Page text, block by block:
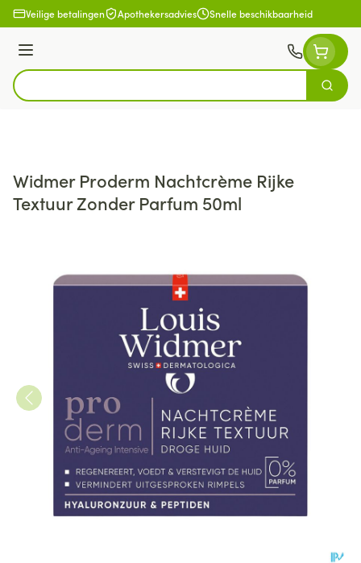
Ga naar de inhoud
Veilige betalingen Apothekersadvies Snelle beschikbaarheid
Menu
Product, merk, categorie...
Zoek
Widmer Proderm Nachtcrème Rijke
Textuur Zonder Parfum 50ml